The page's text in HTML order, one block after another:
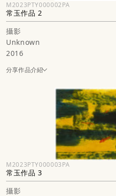
M2023PTY000002PA
常玉作品 2
攝影
Unknown
2016
分享作品介紹
M2023PTY000003PA
常玉作品 3
攝影